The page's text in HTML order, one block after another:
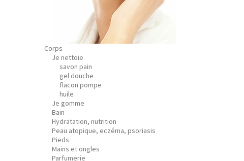
Corps
Je nettoie
savon pain
gel douche
flacon pompe
huile
Je gomme
Bain
Hydratation, nutrition
Peau atopique, eczéma, psoriasis
Pieds
Mains et ongles
Parfumerie